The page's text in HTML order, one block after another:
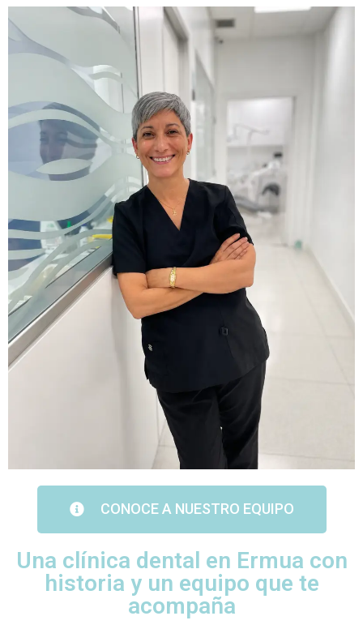
CONOCE A NUESTRO EQUIPO
Una clínica dental en Ermua con
historia y un equipo que te
acompaña